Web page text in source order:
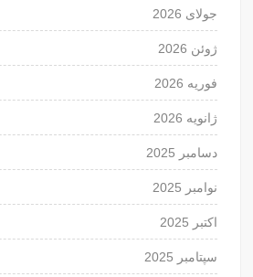
جولای 2026
ژوئن 2026
فوریه 2026
ژانویه 2026
دسامبر 2025
نوامبر 2025
اکتبر 2025
سپتامبر 2025